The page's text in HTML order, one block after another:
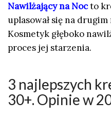
Nawilżający na Nocto
uplasował się na
Kosmetyk głęboko
proces jej starzenia.
3 najlepszych
30+. Opinie w